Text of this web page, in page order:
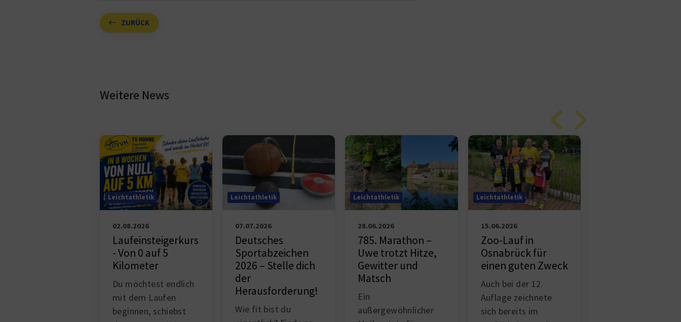
ZURÜCK
Weitere News
Leichtathletik
02.08.2026
Laufeinsteigerkurs
- Von 0 auf 5
Kilometer
Du möchtest endlich
mit dem Laufen
beginnen, schiebst
Leichtathletik
07.07.2026
Deutsches
Sportabzeichen
2026 – Stelle dich
der
Herausforderung!
Wie fit bist du
Leichtathletik
28.06.2026
785. Marathon –
Uwe trotzt Hitze,
Gewitter und
Matsch
Ein
außergewöhnlicher
Leichtathletik
15.06.2026
Zoo-Lauf in
Osnabrück für
einen guten Zweck
Auch bei der 12.
Auflage zeichnete
sich bereits im